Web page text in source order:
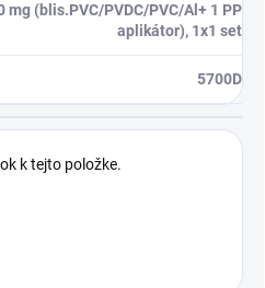
mg (blis.PVC/PVDC/PVC/Al+ 1 PP
aplikátor), 1x1 set
5700D
k tejto položke.